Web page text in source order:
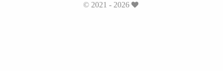
© 2021 - 2026